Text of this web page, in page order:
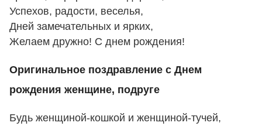
Успехов, радости, веселья,
Дней замечательных и ярких,
Желаем дружно! С днем рождения!
Оригинальное поздравление с Днем
рождения женщине, подруге
Будь женщиной-кошкой и женщиной-тучей,